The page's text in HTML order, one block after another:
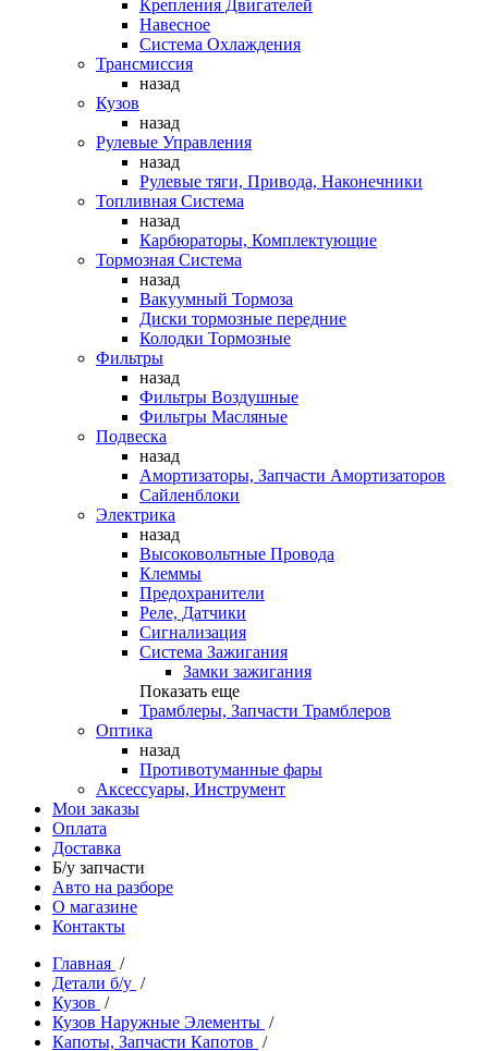
Крепления Двигателей
Навесное
Система Охлаждения
Трансмиссия
назад
Кузов
назад
Рулевые Управления
назад
Рулевые тяги, Привода, Наконечники
Топливная Система
назад
Карбюраторы, Комплектующие
Тормозная Система
назад
Вакуумный Тормоза
Диски тормозные передние
Колодки Тормозные
Фильтры
назад
Фильтры Воздушные
Фильтры Масляные
Подвеска
назад
Амортизаторы, Запчасти Амортизаторов
Сайленблоки
Электрика
назад
Высоковольтные Провода
Клеммы
Предохранители
Реле, Датчики
Сигнализация
Система Зажигания
Замки зажигания
Показать еще
Трамблеры, Запчасти Трамблеров
Оптика
назад
Противотуманные фары
Аксессуары, Инструмент
Мои заказы
Оплата
Доставка
Б/у запчасти
Авто на разборе
О магазине
Контакты
Главная /
Детали б/у /
Кузов /
Кузов Наружные Элементы /
Капоты, Запчасти Капотов /